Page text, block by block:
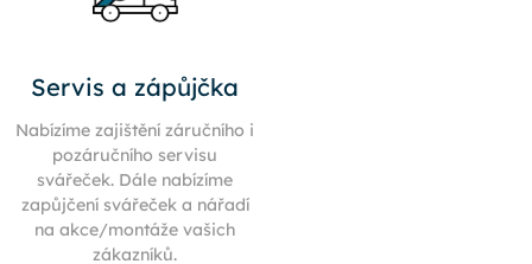
Servis a zápůjčka
Nabízíme zajištění záručního i
pozáručního servisu
svářeček. Dále nabízíme
zapůjčení svářeček a nářadí
na akce/montáže vašich
zákazníků.